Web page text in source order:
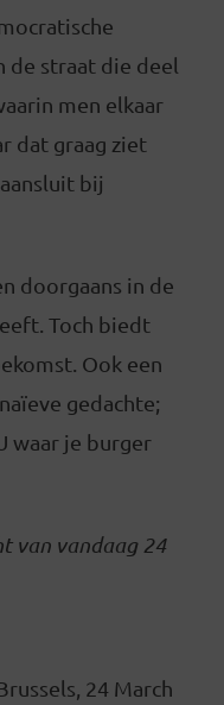
de straat die deel
men elkaar
dat graag ziet
bij
doorgaans in de
Toch biedt
Ook een
gedachte;
waar je burger
van vandaag 24
24 March